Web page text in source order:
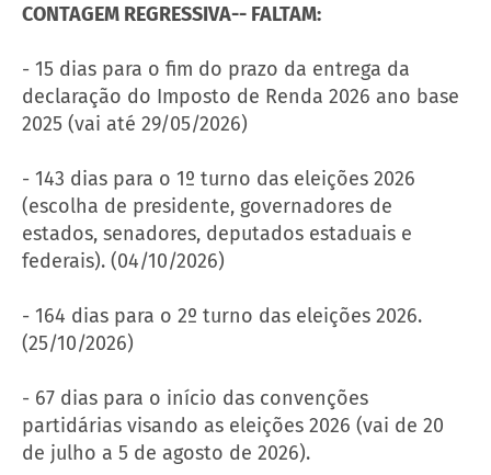
CONTAGEM REGRESSIVA-- FALTAM:
- 15 dias para o fim do prazo da entrega da
declaração do Imposto de Renda 2026 ano base
2025 (vai até 29/05/2026)
- 143 dias para o 1º turno das eleições 2026
(escolha de presidente, governadores de
estados, senadores, deputados estaduais e
federais). (04/10/2026)
- 164 dias para o 2º turno das eleições 2026.
(25/10/2026)
- 67 dias para o início das convenções
partidárias visando as eleições 2026 (vai de 20
de julho a 5 de agosto de 2026).